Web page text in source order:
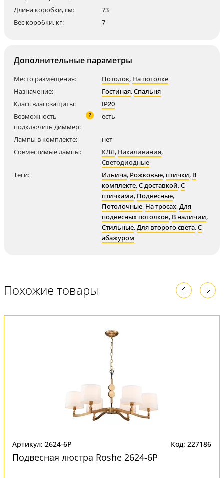
Длина коробки, см:
73
Вес коробки, кг:
7
Дополнительные параметры
Место размещения: Потолок, На потолке
Назначение:
Гостиная,Спальня
Класс влагозащиты:
IP20
Возможность
подключить диммер:
? есть
Лампы в комплекте:
нет
Совместимые лампы:
КЛЛ, Накаливания,
Светодиодные
Теги:
Ильича, Рожковые, птички, В
комплекте,С доставкой,С
птичками, Подвесные,
Потолочные, На тросах,Для
подвесных потолков, В наличии,
Стильные,Для второго света,С
абажуром
Похожие товары
Артикул: 2624-6P Код: 227186
Подвесная люстра Roshe 2624-6P